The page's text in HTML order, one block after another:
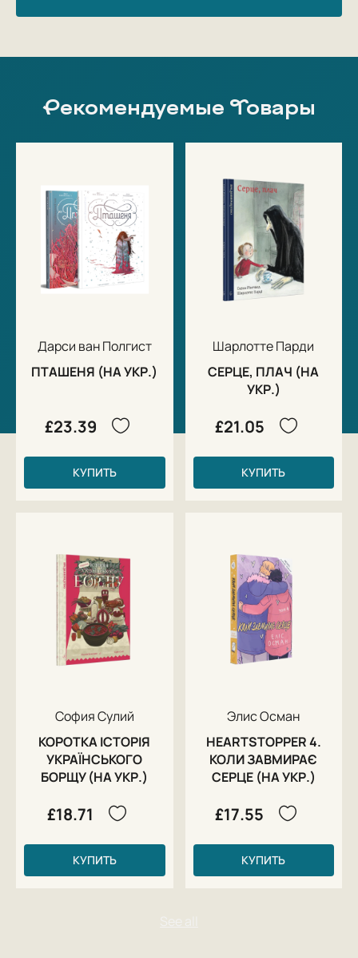
Рекомендуемые Товары
Дарси ван Полгист
ПТАШЕНЯ (НА УКР.)
£23.39
КУПИТЬ
Шарлотте Парди
СЕРЦЕ, ПЛАЧ (НА
УКР.)
£21.05
КУПИТЬ
София Сулий
КОРОТКА ІСТОРІЯ
УКРАЇНСЬКОГО
БОРЩУ (НА УКР.)
£18.71
КУПИТЬ
Элис Осман
HEARTSTOPPER 4.
КОЛИ ЗАВМИРАЄ
СЕРЦЕ (НА УКР.)
£17.55
КУПИТЬ